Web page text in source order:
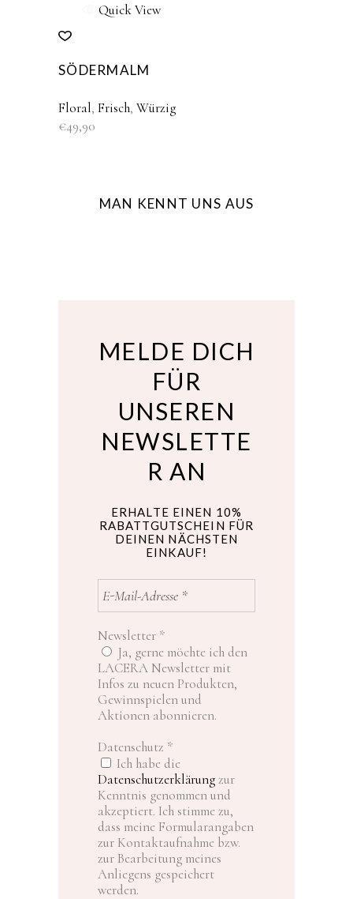
Quick View
SÖDERMALM
Floral, Frisch, Würzig
€49,90
MAN KENNT UNS AUS
MELDE DICH
FÜR
UNSEREN
NEWSLETTE
R AN
ERHALTE EINEN 10%
RABATTGUTSCHEIN FÜR
DEINEN NÄCHSTEN
EINKAUF!
Newsletter *
Ja, gerne möchte ich den
LACERA Newsletter mit
Infos zu neuen Produkten,
Gewinnspielen und
Aktionen abonnieren.
Datenschutz *
Ich habe die
Datenschutzerklärungzur
Kenntnis genommen und
akzeptiert. Ich stimme zu,
dass meine Formularangaben
zur Kontaktaufnahme bzw.
zur Bearbeitung meines
Anliegens gespeichert
werden.